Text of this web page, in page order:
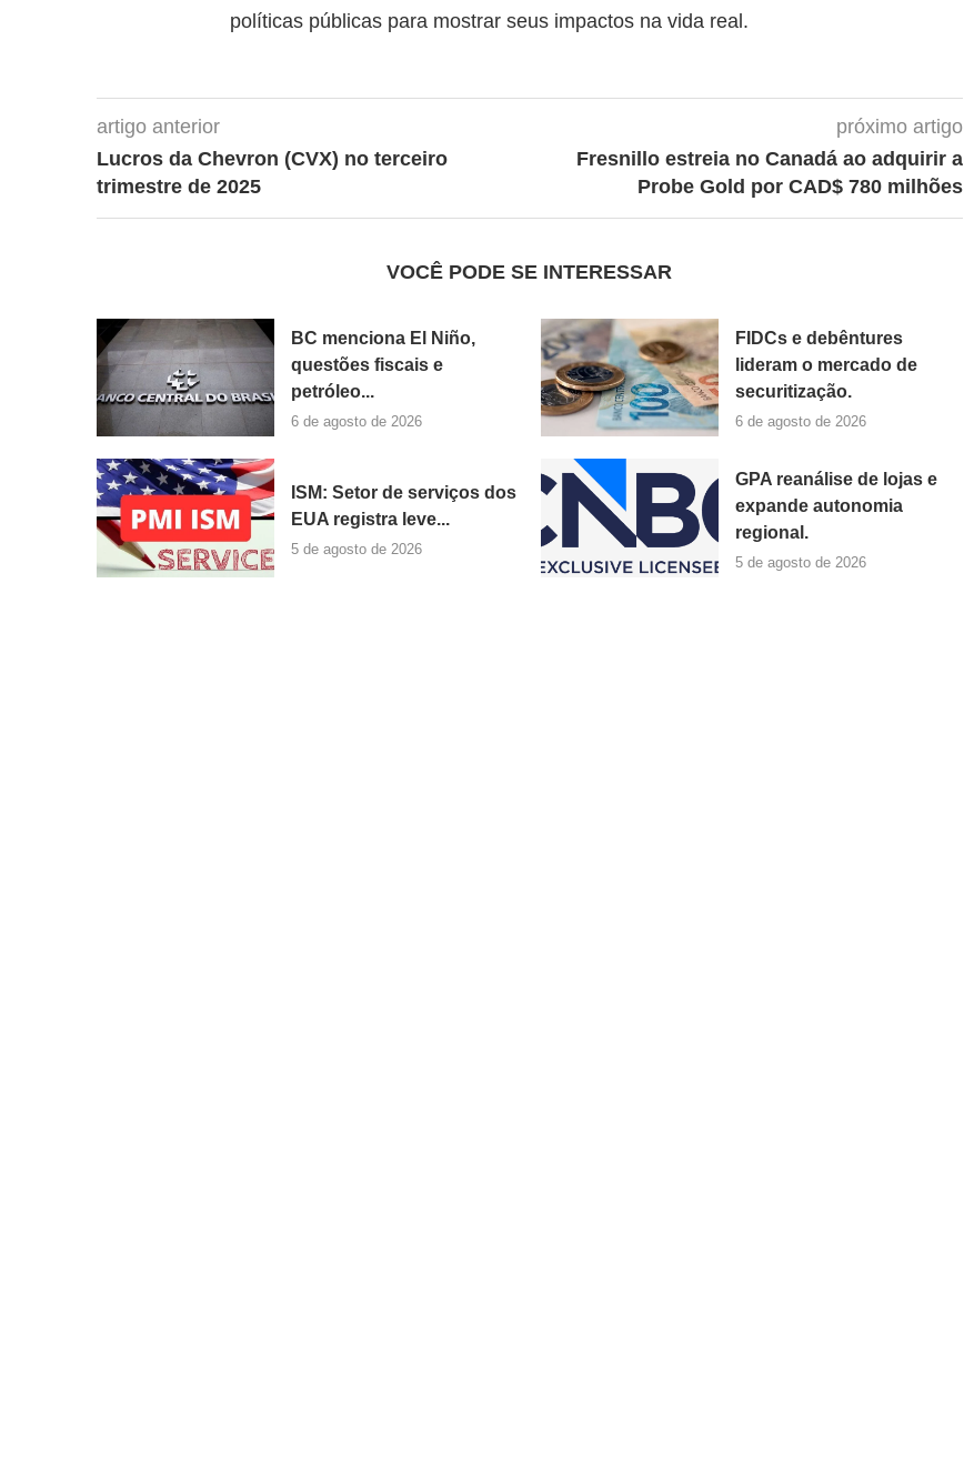
políticas públicas para mostrar seus impactos na vida real.
artigo anterior
Lucros da Chevron (CVX) no terceiro
trimestre de 2025
próximo artigo
Fresnillo estreia no Canadá ao adquirir a
Probe Gold por CAD$ 780 milhões
VOCÊ PODE SE INTERESSAR
BC menciona El Niño,
questões fiscais e
petróleo...
6 de agosto de 2026
FIDCs e debêntures
lideram o mercado de
securitização.
6 de agosto de 2026
ISM: Setor de serviços dos
EUA registra leve...
5 de agosto de 2026
GPA reanálise de lojas e
expande autonomia
regional.
5 de agosto de 2026